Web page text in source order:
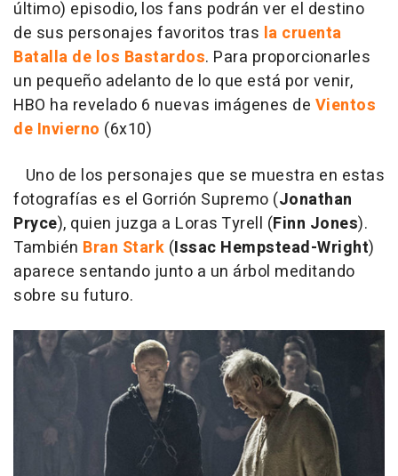
último) episodio, los fans podrán ver el destino
de sus personajes favoritos tras la cruenta
Batalla de los Bastardos. Para proporcionarles
un pequeño adelanto de lo que está por venir,
HBO ha revelado 6 nuevas imágenes de Vientos
de Invierno (6x10)
Uno de los personajes que se muestra en estas
fotografías es el Gorrión Supremo (Jonathan
Pryce), quien juzga a Loras Tyrell (Finn Jones).
También Bran Stark (Issac Hempstead-Wright)
aparece sentando junto a un árbol meditando
sobre su futuro.